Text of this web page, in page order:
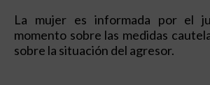
La mujer es informada por el
momento sobre las medidas
sobre la situación del agresor.